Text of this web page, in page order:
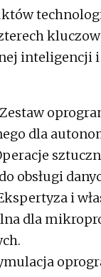
inteligencji
Zestaw
dla
obsługi
i
dla